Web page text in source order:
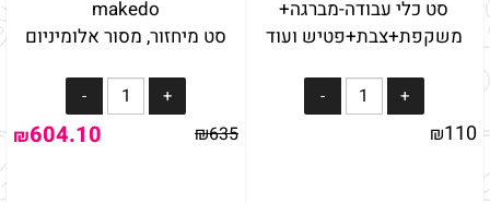
סט כלי עבודה-מברגה+
משקפת+צבת+פטיש ועוד
₪110
makedo
סט מיחזור, מסור אלומיניום
₪635
₪604.10